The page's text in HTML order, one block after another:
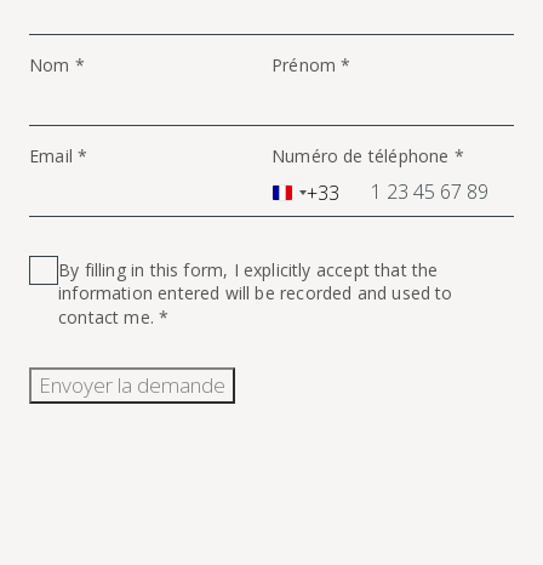
Nom * Prénom *
Email * Numéro de téléphone *
France
+33
By filling in this form, I explicitly accept that the
information entered will be recorded and used to
contact me. *
Envoyer la demande